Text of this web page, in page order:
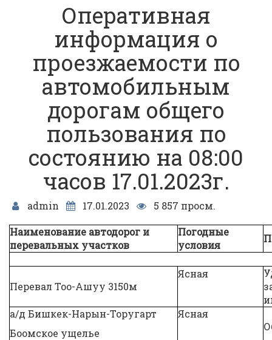
Оперативная
информация о
проезжаемости по
автомобильным
дорогам общего
пользования по
состоянию на 08:00
часов 17.01.2023г.
admin 17.01.2023 5 857 просм.
Наименование автодорог и
перевальных участков
Погодные
условия
Перевал Тоо-Ашуу 3150м
Ясная
а/д Бишкек-Нарын-Торугарт
Боомское ущелье
Ясная